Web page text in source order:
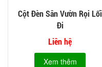
Cột Đèn Sân Vườn Rọi Lối
Đi
Liên hệ
Xem thêm